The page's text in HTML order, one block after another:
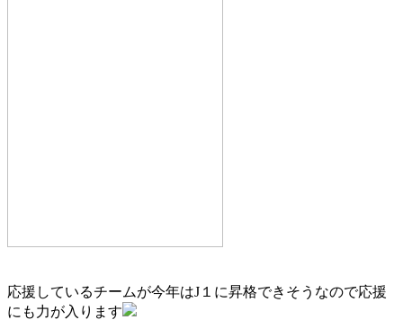
応援しているチームが今年はJ１に昇格できそうなので応援
にも力が入ります